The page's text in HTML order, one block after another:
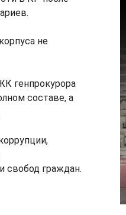
не
генпрокурора
составе, а
свобод граждан.